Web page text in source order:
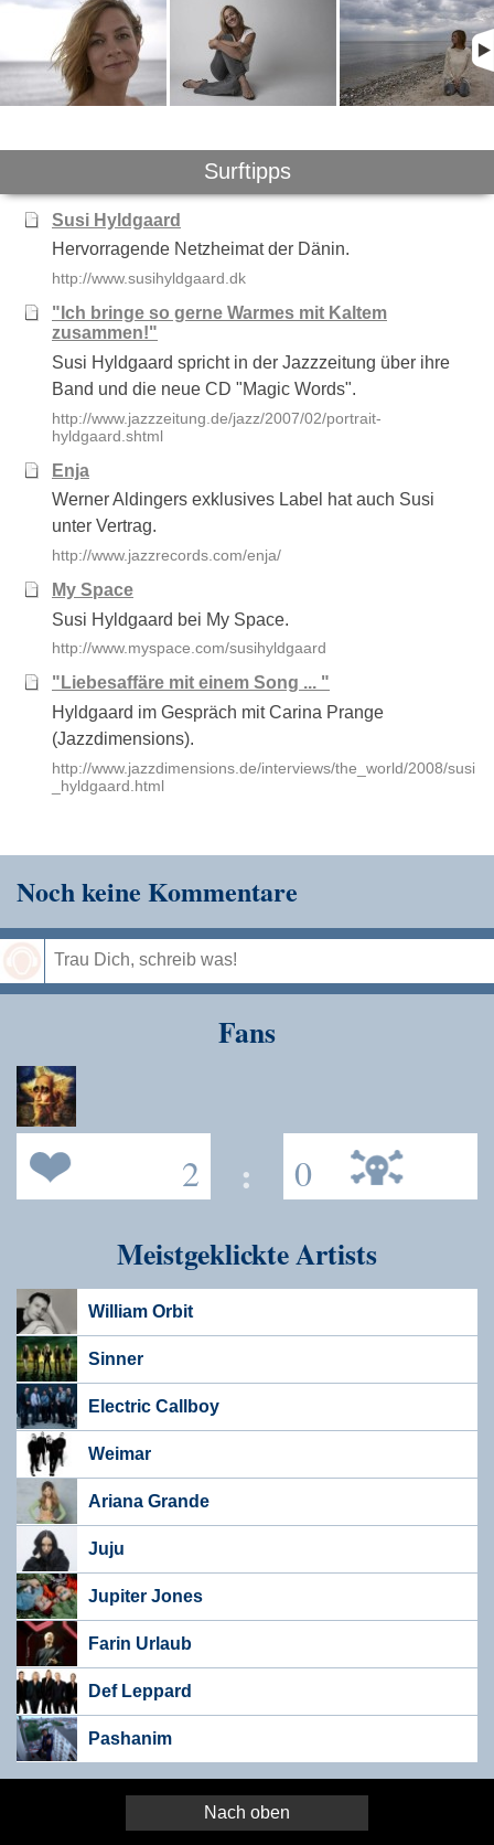
Surftipps
Susi Hyldgaard
Hervorragende Netzheimat der Dänin.
http://www.susihyldgaard.dk
"Ich bringe so gerne Warmes mit Kaltem
zusammen!"
Susi Hyldgaard spricht in der Jazzzeitung über ihre
Band und die neue CD "Magic Words".
http://www.jazzzeitung.de/jazz/2007/02/portrait-
hyldgaard.shtml
Enja
Werner Aldingers exklusives Label hat auch Susi
unter Vertrag.
http://www.jazzrecords.com/enja/
My Space
Susi Hyldgaard bei My Space.
http://www.myspace.com/susihyldgaard
"Liebesaffäre mit einem Song ... "
Hyldgaard im Gespräch mit Carina Prange
(Jazzdimensions).
http://www.jazzdimensions.de/interviews/the_world/2008/susi
_hyldgaard.html
Noch keine Kommentare
Fans
2 : 0
Meistgeklickte Artists
William Orbit
Sinner
Electric Callboy
Weimar
Ariana Grande
Juju
Jupiter Jones
Farin Urlaub
Def Leppard
Pashanim
Nach oben